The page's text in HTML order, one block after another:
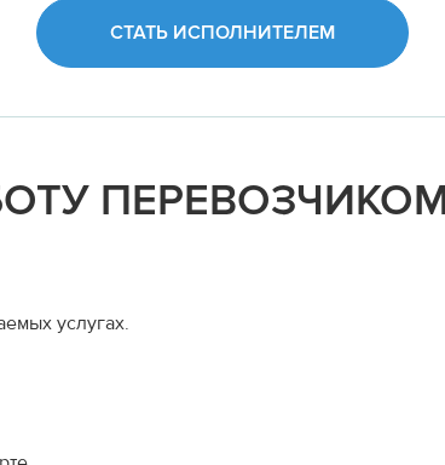
СТАТЬ ИСПОЛНИТЕЛЕМ
услугах.